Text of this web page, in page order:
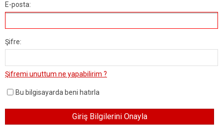
E-posta:
Şifre:
Şifremi unuttum ne yapabilirim ?
Bu bilgisayarda beni hatırla